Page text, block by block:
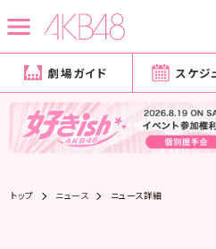
劇場ガイド スケジ
トップ ニュース ニュース詳細